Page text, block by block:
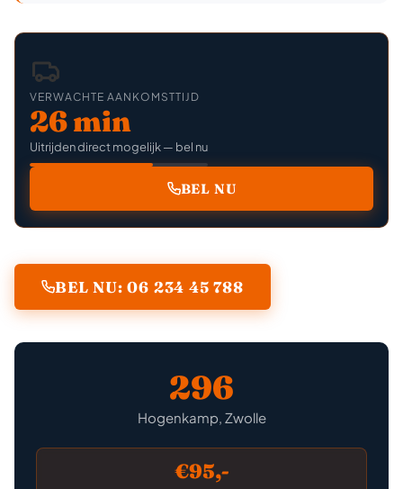
VERWACHTE AANKOMSTTIJD
26 min
Uitrijden direct mogelijk — bel nu
BEL NU
BEL NU: 06 234 45 788
296
Hogenkamp, Zwolle
€95,-